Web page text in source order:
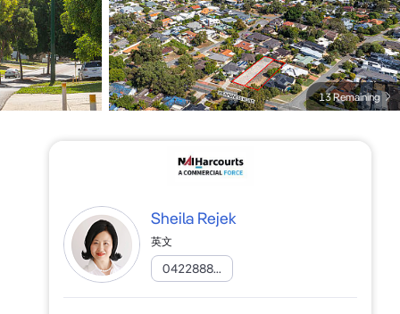
13 Remaining
Sheila Rejek
英文
0422888...